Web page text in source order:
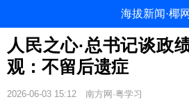
海拔新闻·椰网
人民之心·总书记谈政
观：不留后遗症
2026-06-03 15:12 南方网·粤学习